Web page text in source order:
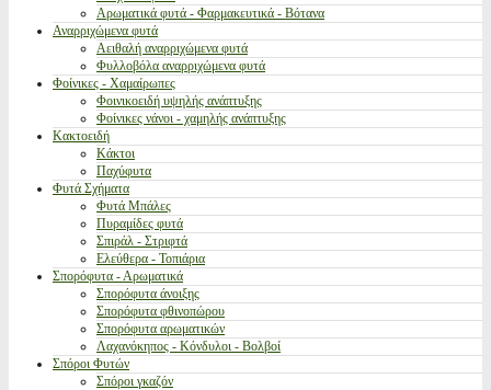
Αρωματικά φυτά - Φαρμακευτικά - Βότανα
Αναρριχώμενα φυτά
Αειθαλή αναρριχώμενα φυτά
Φυλλοβόλα αναρριχώμενα φυτά
Φοίνικες - Χαμαίρωπες
Φοινικοειδή υψηλής ανάπτυξης
Φοίνικες νάνοι - χαμηλής ανάπτυξης
Κακτοειδή
Κάκτοι
Παχύφυτα
Φυτά Σχήματα
Φυτά Μπάλες
Πυραμίδες φυτά
Σπιράλ - Στριφτά
Ελεύθερα - Τοπιάρια
Σπορόφυτα - Αρωματικά
Σπορόφυτα άνοιξης
Σπορόφυτα φθινοπώρου
Σπορόφυτα αρωματικών
Λαχανόκηπος - Κόνδυλοι - Βολβοί
Σπόροι Φυτών
Σπόροι γκαζόν